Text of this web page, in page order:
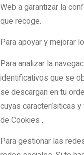
Web a garantizar la
que recoge.
Para apoyar y mejorar
Para analizar la
identificativos que se
se descargan en tu
cuyas caracterísiticas
de Cookies .
Para gestionar las